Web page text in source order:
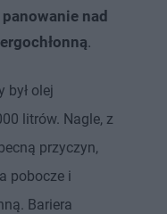
panowanie nad
.
był olej
litrów. Nagle, z
przyczyn,
pobocze i
Bariera